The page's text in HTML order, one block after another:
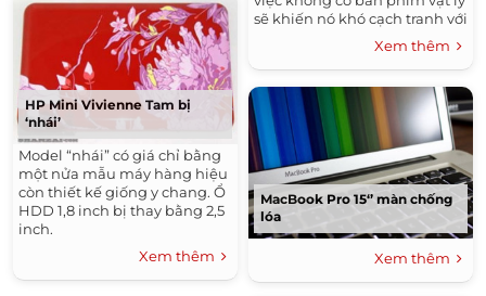
HP Mini Vivienne Tam bị
‘nhái’
Model “nhái” có giá chỉ bằng
một nửa mẫu máy hàng hiệu
còn thiết kế giống y chang. Ổ
HDD 1,8 inch bị thay bằng 2,5
inch.
Xem thêm
sẽ khiến nó khó cạch tranh với
Xem thêm
MacBook Pro 15‘’ màn chống
lóa
Xem thêm